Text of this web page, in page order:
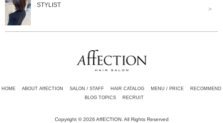
STYLIST
HOME ABOUT AffECTION SALON / STAFF HAIR CATALOG MENU / PRICE
RECOMMEND
BLOG TOPICS
RECRUIT
Copyright © 2026 AffECTION. All Rights Reserved